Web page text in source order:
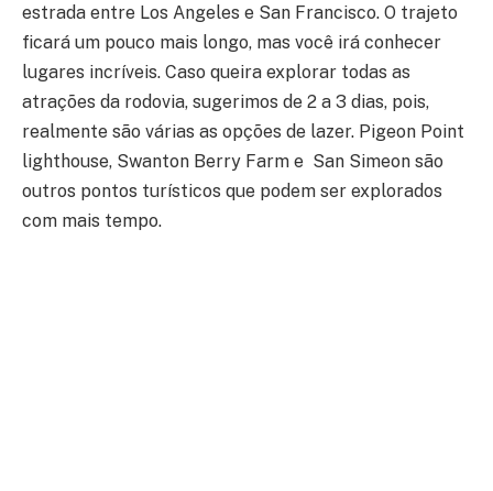
estrada entre Los Angeles e San Francisco. O trajeto
ficará um pouco mais longo, mas você irá conhecer
lugares incríveis. Caso queira explorar todas as
atrações da rodovia, sugerimos de 2 a 3 dias, pois,
realmente são várias as opções de lazer. Pigeon Point
lighthouse, Swanton Berry Farm e San Simeon são
outros pontos turísticos que podem ser explorados
com mais tempo.